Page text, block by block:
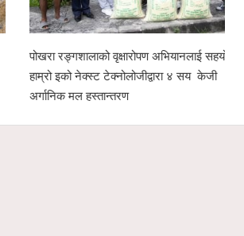
स्याङ्जामा सामाजिक सद्भाव र राष्ट्रिय एकताका लागि
शान्ति ¥याली सम्पन्न